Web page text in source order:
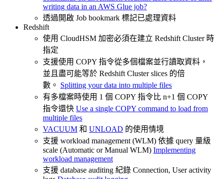
writing data in an AWS Glue job?
透過開啟 Job bookmark 標記已處理資料
Redshift
使用 CloudHSM 加密必須在建立 Redshift Cluster 時
指定
支援使用 COPY 指令從多個檔案並行讀取資料，
並且盡可能等於 Redshift Cluster slices 的倍
數。 Splitting your data into multiple files
有多檔案時使用 1 個 COPY 指令比 n+1 個 COPY
指令還快 Use a single COPY command to load from
multiple files
VACUUM 和 UNLOAD 的使用情境
支援 workload management (WLM) 依據 query 量級
scale (Automatic or Manual WLM) Implementing
workload management
支援 database auditing 紀錄 Connection, User activity